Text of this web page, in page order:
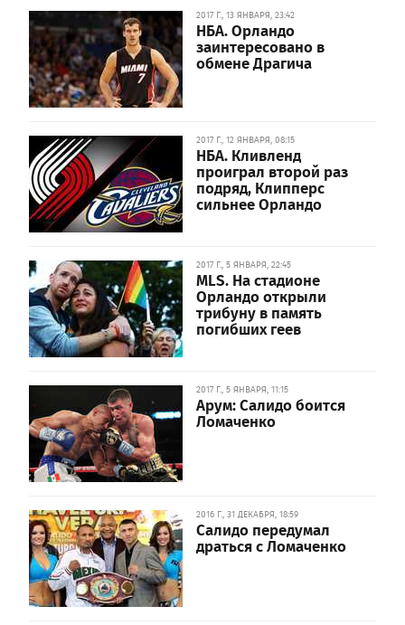
2017 Г., 13 ЯНВАРЯ, 23:42
НБА. Орландо
заинтересовано в
обмене Драгича
2017 Г., 12 ЯНВАРЯ, 08:15
НБА. Кливленд
проиграл второй раз
подряд, Клипперс
сильнее Орландо
2017 Г., 5 ЯНВАРЯ, 22:45
MLS. На стадионе
Орландо открыли
трибуну в память
погибших геев
2017 Г., 5 ЯНВАРЯ, 11:15
Арум: Салидо боится
Ломаченко
2016 Г., 31 ДЕКАБРЯ, 18:59
Салидо передумал
драться с Ломаченко